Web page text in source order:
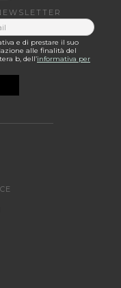
e di prestare il suo
alle finalità del
b, dell’informativa per